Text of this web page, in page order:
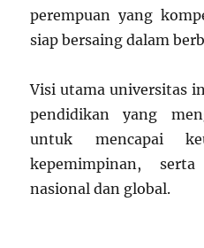
perempuan yang
siap bersaing dalam
Visi utama universitas
pendidikan yang
untuk mencapai
kepemimpinan,
nasional dan global.